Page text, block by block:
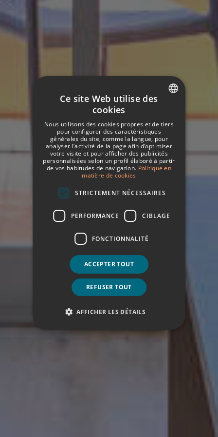
ITALIAN
FRENCH
GERMAN
Ce site Web utilise des
cookies
Nous utilisons des cookies propres et de tiers
pour configurer des caractéristiques
générales du site, comme la langue, pour
analyser l’activité de la page afin d’optimiser
votre visite et pour afficher des publicités
personnalisées selon un profil élaboré à partir
de vos habitudes de navigation. Politique en
matière de cookies
STRICTEMENT NÉCESSAIRES
PERFORMANCE CIBLAGE
FONCTIONNALITÉ
ACCEPTER TOUT
REFUSER TOUT
AFFICHER LES DÉTAILS